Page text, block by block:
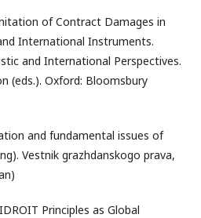
of Contract Damages in
International Instruments.
and International Perspectives.
(eds.). Oxford: Bloomsbury
and fundamental issues of
Vestnik grazhdanskogo prava,
Principles as Global